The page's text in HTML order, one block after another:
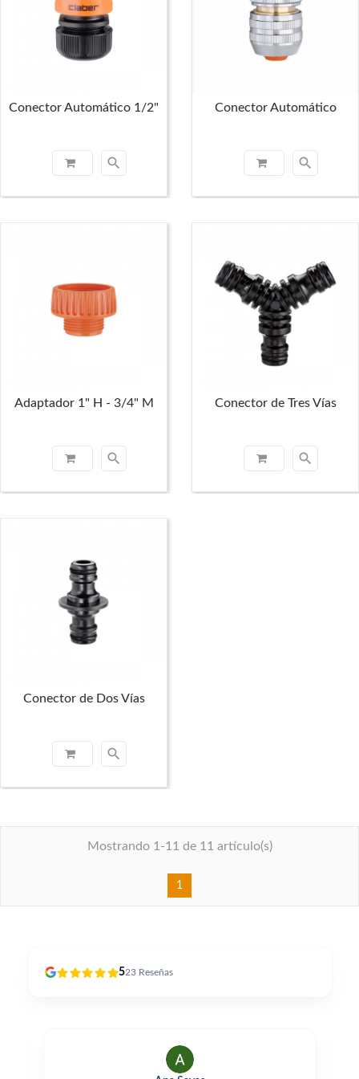
Conector Automático 1/2"
search
Conector Automático
search
Adaptador 1" H - 3/4" M
search
Conector de Tres Vías
search
Conector de Dos Vías
search
Mostrando 1-11 de 11 artículo(s)
1
523 Reseñas